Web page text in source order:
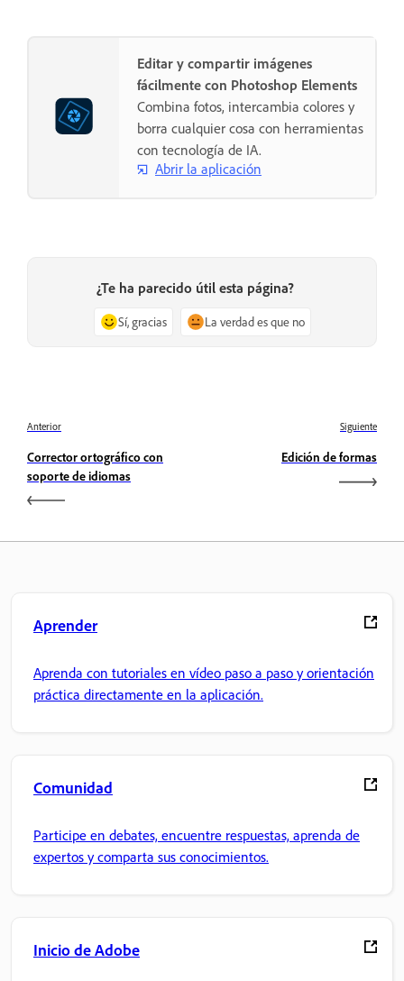
Editar y compartir imágenes
fácilmente con Photoshop Elements
Combina fotos, intercambia colores y
borra cualquier cosa con herramientas
con tecnología de IA.
Abrir la aplicación
¿Te ha parecido útil esta página?
Sí, gracias La verdad es que no
Anterior
Corrector ortográfico con
soporte de idiomas
Siguiente
Edición de formas
Aprender
Aprenda con tutoriales en vídeo paso a paso y orientación
práctica directamente en la aplicación.
Comunidad
Participe en debates, encuentre respuestas, aprenda de
expertos y comparta sus conocimientos.
Inicio de Adobe